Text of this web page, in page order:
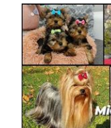
RENDEZVÉNYEK
REKLÁMAJÁNDÉK